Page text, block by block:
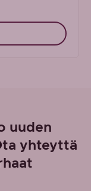
uuden
yhteyttä